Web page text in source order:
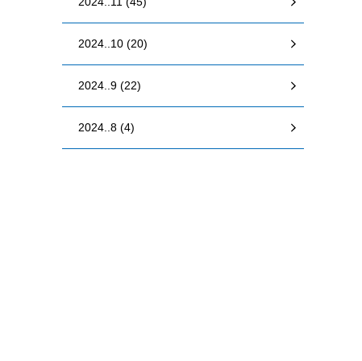
2024..10 (20)
2024..9 (22)
2024..8 (4)